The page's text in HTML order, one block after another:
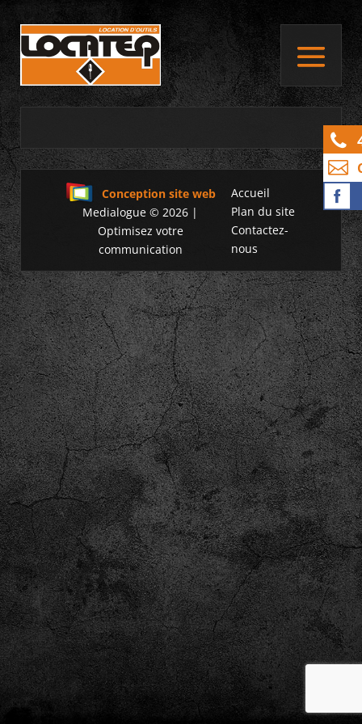
Conception site web
Medialogue © 2026 |
Optimisez votre
communication
Accueil
Plan du site
Contactez-
nous